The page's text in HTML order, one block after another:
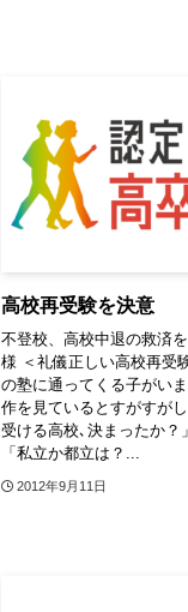
高校再受験を決意
不登校、高校中退の救済
様 ＜礼儀正しい高校再受
の塾に通ってくる子がい
作を見ているとすがすが
受ける高校､決まったか？
「私立か都立は？...
2012年9月11日